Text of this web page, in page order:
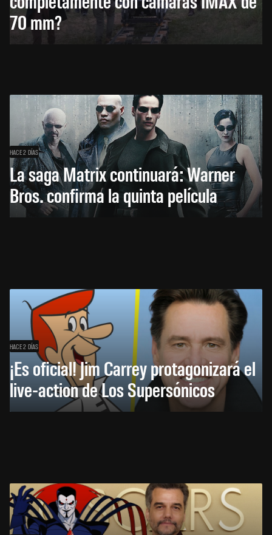
70 mm?
HACE 2 DÍAS
La saga Matrix continuará: Warner
Bros. confirma la quinta película
HACE 2 DÍAS
¡Es oficial! Jim Carrey protagonizará el
live-action de Los Supersónicos